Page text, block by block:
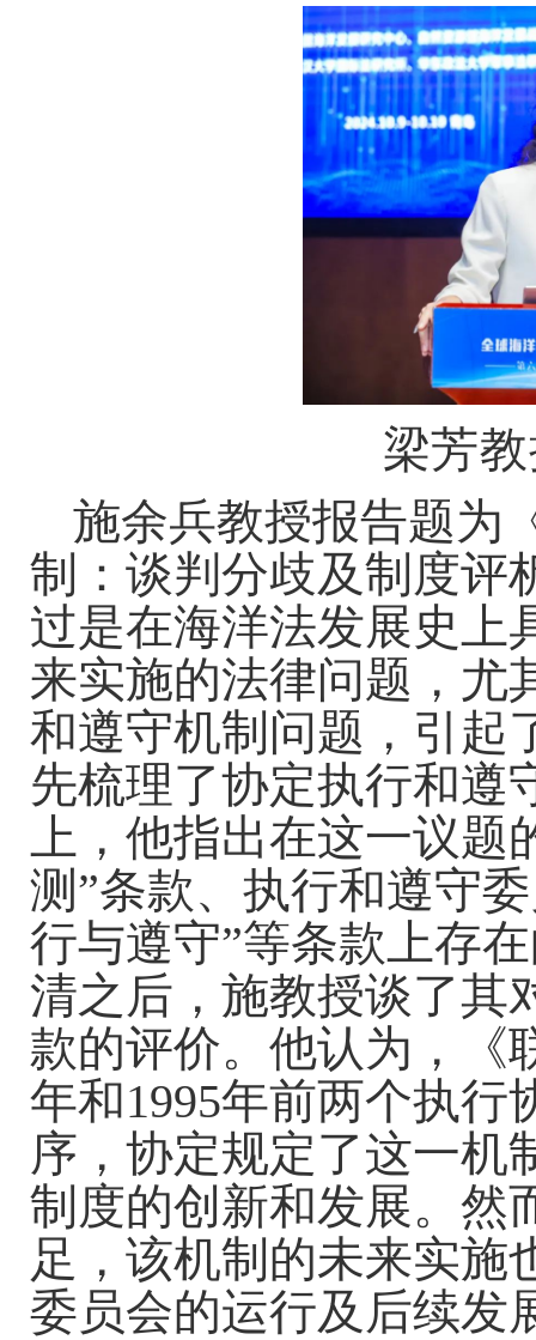
梁芳
施余兵教授报告题为
制：谈判分歧及制度评
过是在海洋法发展史上
来实施的法律问题，尤
和遵守机制问题，引起
先梳理了协定执行和遵
上，他指出在这一议题
测”条款、执行和遵守
行与遵守”等条款上存
清之后，施教授谈了其
款的评价。他认为，《
年和1995年前两个执
序，协定规定了这一机
制度的创新和发展。然
足，该机制的未来实施
委员会的运行及后续发